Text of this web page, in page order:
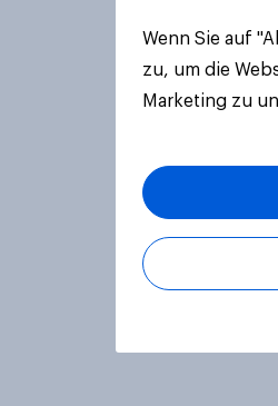
Wenn Sie auf
zu, um die
Marketing zu